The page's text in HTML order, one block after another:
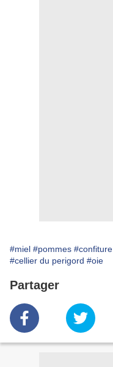
#miel #pommes #confiture
#cellier du perigord #oie
Partager